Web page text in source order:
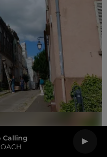
Calling
pas de Jean Moulin